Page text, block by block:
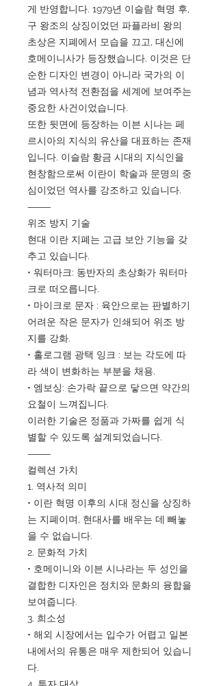
게 반영합니다. 1979년 이슬람 혁명 후,
구 왕조의 상징이었던 파플라비 왕의
초상은 지폐에서 모습을 끄고, 대신에
호메이니사가 등장했습니다. 이것은 단
순한 디자인 변경이 아니라 국가의 이
념과 역사적 전환점을 세계에 보여주는
중요한 사건이었습니다.
또한 뒷면에 등장하는 이븐 시나는 페
르시아의 지식의 유산을 대표하는 존재
입니다. 이슬람 황금 시대의 지식인을
현창함으로써 이란이 학술과 문명의 중
심이었던 역사를 강조하고 있습니다.
⸻
위조 방지 기술
현대 이란 지폐는 고급 보안 기능을 갖
추고 있습니다.
• 워터마크: 동반자의 초상화가 워터마
크로 떠오릅니다.
• 마이크로 문자 : 육안으로는 판별하기
어려운 작은 문자가 인쇄되어 위조 방
지를 강화.
• 홀로그램 광택 잉크 : 보는 각도에 따
라 색이 변화하는 부분을 채용.
• 엠보싱: 손가락 끝으로 닿으면 약간의
요철이 느껴집니다.
이러한 기술은 정품과 가짜를 쉽게 식
별할 수 있도록 설계되었습니다.
⸻
컬렉션 가치
1. 역사적 의미
• 이란 혁명 이후의 시대 정신을 상징하
는 지폐이며, 현대사를 배우는 데 빼놓
을 수 없습니다.
2. 문화적 가치
• 호메이니와 이븐 시나라는 두 성인을
결합한 디자인은 정치와 문화의 융합을
보여줍니다.
3. 희소성
• 해외 시장에서는 입수가 어렵고 일본
내에서의 유통은 매우 제한되어 있습니
다.
4. 투자 대상